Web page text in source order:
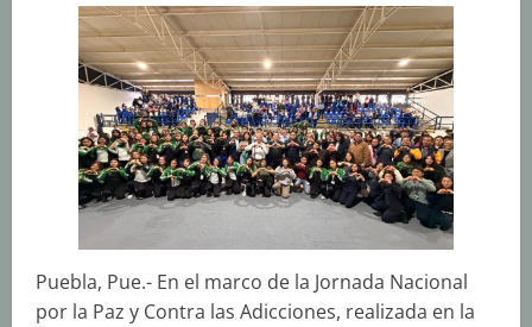
Puebla, Pue.- En el marco de la Jornada Nacional
por la Paz y Contra las Adicciones, realizada en la